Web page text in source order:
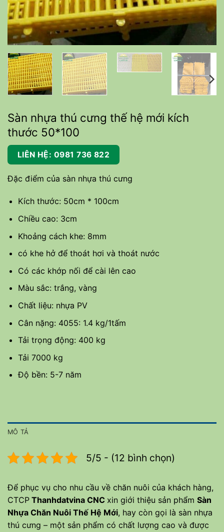
Sàn nhựa thú cưng thế hệ mới kích
thước 50*100
LIÊN HỆ: 0981 736 822
Đặc điểm của sàn nhựa thú cưng
Kích thước: 50cm * 100cm
Chiều cao: 3cm
Khoảng cách khe: 8mm
có khe hở để thoát hơi và thoát nước
Có các khớp nối để cài lên cao
Màu sắc: trắng, vàng
Chất liệu: nhựa PV
Cân nặng: 4055: 1.4 kg/1tấm
Tải trọng động: 400 kg
Tải 7000 kg
Độ bền: 5-7 năm
MÔ TẢ
5/5 - (12 bình chọn)
Để phục vụ cho nhu cầu về chăn nuôi của khách hàng,
CTCP Thanhdatvina CNC xin giới thiệu sản phẩm Sàn
Nhựa Chăn Nuôi Thế Hệ Mới, hay còn gọi là sàn nhựa
thú cưng – một sản phẩm có chất lượng cao và được